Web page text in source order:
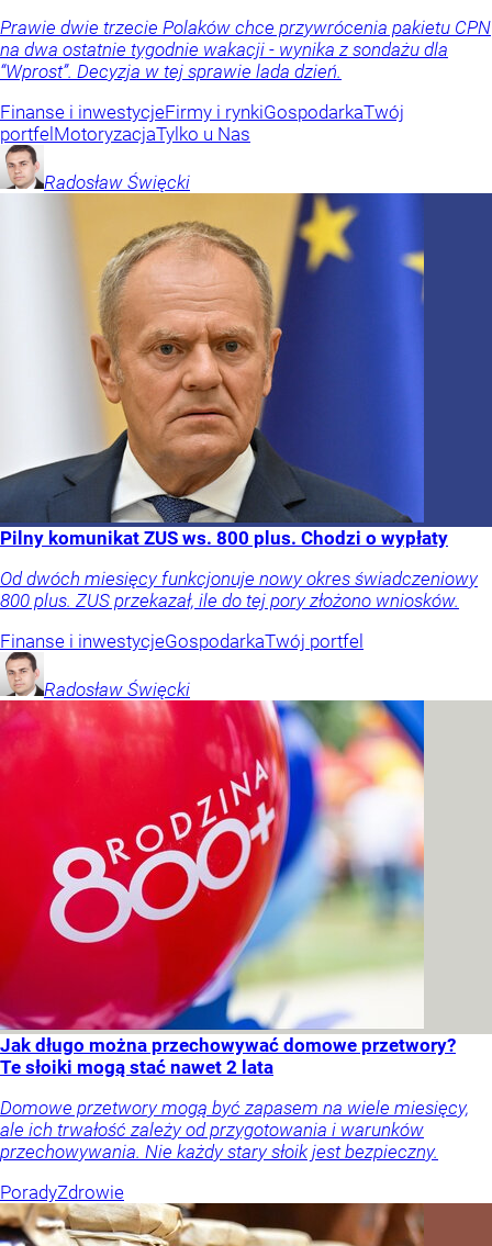
Prawie dwie trzecie Polaków chce przywrócenia pakietu CPN
na dwa ostatnie tygodnie wakacji - wynika z sondażu dla
“Wprost”. Decyzja w tej sprawie lada dzień.
Finanse i inwestycjeFirmy i rynkiGospodarkaTwój
portfel MotoryzacjaTylko u Nas
Radosław Święcki
Pilny komunikat ZUS ws. 800 plus. Chodzi o wypłaty
Od dwóch miesięcy funkcjonuje nowy okres świadczeniowy
800 plus. ZUS przekazał, ile do tej pory złożono wniosków.
Finanse i inwestycjeGospodarkaTwój portfel
Radosław Święcki
Jak długo można przechowywać domowe przetwory?
Te słoiki mogą stać nawet 2 lata
Domowe przetwory mogą być zapasem na wiele miesięcy,
ale ich trwałość zależy od przygotowania i warunków
przechowywania. Nie każdy stary słoik jest bezpieczny.
PoradyZdrowie